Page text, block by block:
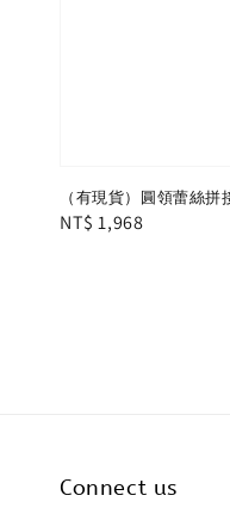
（有現貨）圓領蕾絲拼
Regular
NT$ 1,968
Connect us